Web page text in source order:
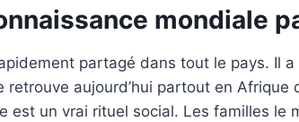
mondiale
partagé dans tout le pays. Il
retrouve aujourd’hui partout en Afrique
est un vrai rituel social. Les familles le